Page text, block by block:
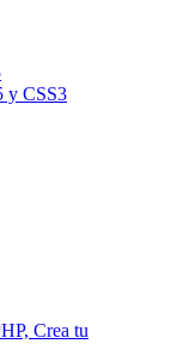
y CSS3
Crea tu